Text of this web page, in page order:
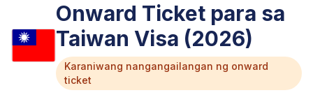
Onward Ticket para sa
Taiwan Visa (2026)
Karaniwang nangangailangan ng onward
ticket